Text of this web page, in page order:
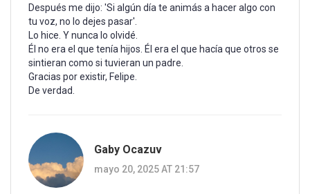
Después me dijo: 'Si algún día te animás a hacer algo con
tu voz, no lo dejes pasar'.
Lo hice. Y nunca lo olvidé.
Él no era el que tenía hijos. Él era el que hacía que otros se
sintieran como si tuvieran un padre.
Gracias por existir, Felipe.
De verdad.
Gaby Ocazuv
mayo 20, 2025 AT 21:57